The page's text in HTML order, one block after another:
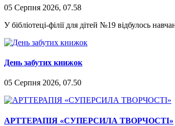
05 Серпня 2026, 07.58
У бібліотеці-філії для дітей №19 відбулось
День забутих книжок
05 Серпня 2026, 07.50
АРТТЕРАПІЯ «СУПЕРСИЛА ТВОРЧОСТІ»